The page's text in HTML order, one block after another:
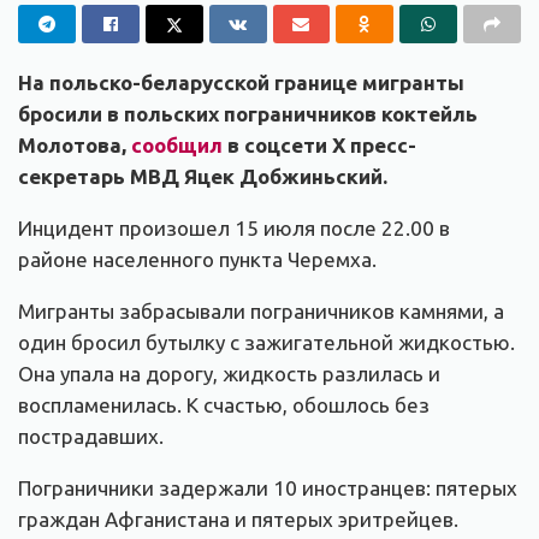
На польско-беларусской границе мигранты
бросили в польских пограничников коктейль
Молотова, сообщил в соцсети Х пресс-
секретарь МВД Яцек Добжиньский.
Инцидент произошел 15 июля после 22.00 в
районе населенного пункта Черемха.
Мигранты забрасывали пограничников камнями, а
один бросил бутылку с зажигательной жидкостью.
Она упала на дорогу, жидкость разлилась и
воспламенилась. К счастью, обошлось без
пострадавших.
Пограничники задержали 10 иностранцев: пятерых
граждан Афганистана и пятерых эритрейцев.